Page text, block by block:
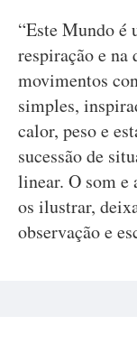
“Este Mundo é
respiração e na
movimentos
simples,
calor, peso e
sucessão de
linear. O som e
os ilustrar,
observação e